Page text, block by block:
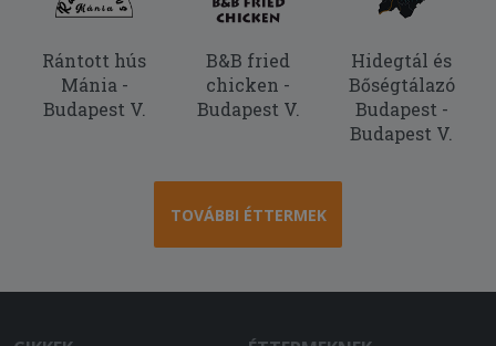
Rántott hús
Mánia -
Budapest V.
B&B fried
chicken -
Budapest V.
Hidegtál és
Bőségtálazó
Budapest -
Budapest V.
TOVÁBBI ÉTTERMEK